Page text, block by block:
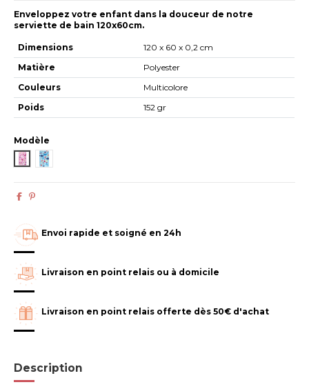
Enveloppez votre enfant dans la douceur de notre
serviette de bain 120x60cm.
Dimensions
120 x 60 x 0,2 cm
Matière
Polyester
Couleurs
Multicolore
Poids
152 gr
Modèle
TR-CMP-VO1450-RO
TR-CMP-VO1450-BL
Envoi rapide et soigné en 24h
Livraison en point relais ou à domicile
Livraison en point relais offerte dès 50€ d'achat
Description